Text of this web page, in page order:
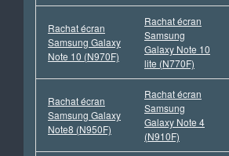
Rachat écran
Samsung Galaxy
Note 10 (N970F)
Rachat écran
Samsung
Galaxy Note 10
lite (N770F)
Rachat écran
Samsung Galaxy
Note8 (N950F)
Rachat écran
Samsung
Galaxy Note 4
(N910F)